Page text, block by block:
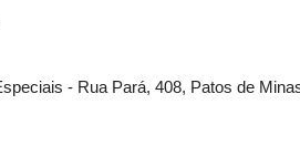
- Rua Pará, 408, Patos de